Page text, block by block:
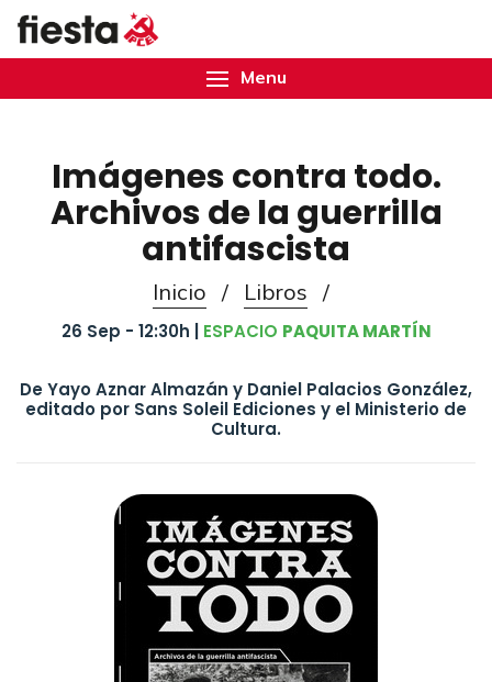
Menu
Imágenes contra todo.
Archivos de la guerrilla
antifascista
Inicio / Libros /
26 Sep - 12:30h | ESPACIO PAQUITA MARTÍN
De Yayo Aznar Almazán y Daniel Palacios González,
editado por Sans Soleil Ediciones y el Ministerio de
Cultura.